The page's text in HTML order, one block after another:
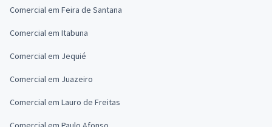
Comercial em Feira de Santana
Comercial em Itabuna
Comercial em Jequié
Comercial em Juazeiro
Comercial em Lauro de Freitas